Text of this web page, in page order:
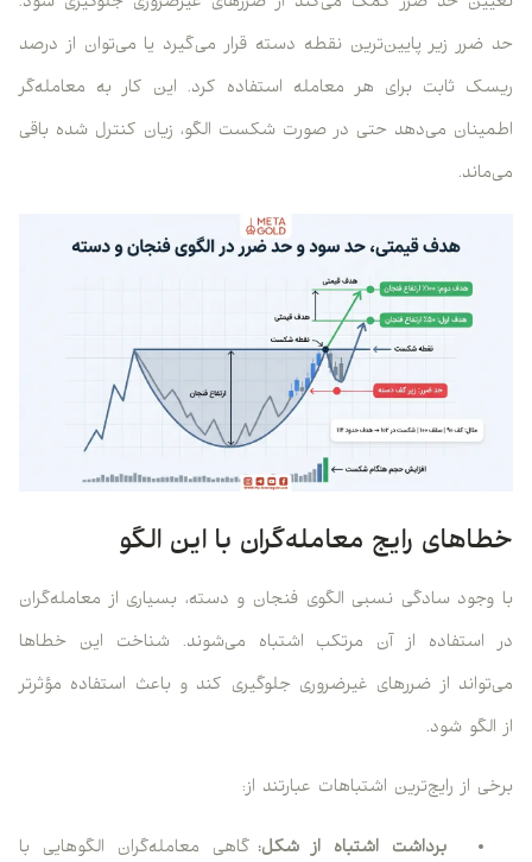
حد ضرر زیر پایین‌ترین نقطه دسته قرار می‌گیرد یا می‌توان از درصد
ریسک ثابت برای هر معامله استفاده کرد. این کار به معامله‌گر
اطمینان می‌دهد حتی در صورت شکست الگو، زیان کنترل شده باقی
می‌ماند.
خطاهای رایج معامله‌گران با این الگو
با وجود سادگی نسبی الگوی فنجان و دسته، بسیاری از معامله‌گران
در استفاده از آن مرتکب اشتباه می‌شوند. شناخت این خطاها
می‌تواند از ضررهای غیرضروری جلوگیری کند و باعث استفاده مؤثرتر
از الگو شود.
برخی از رایج‌ترین اشتباهات عبارتند از:
برداشت اشتباه از شکل: گاهی معامله‌گران الگوهایی با